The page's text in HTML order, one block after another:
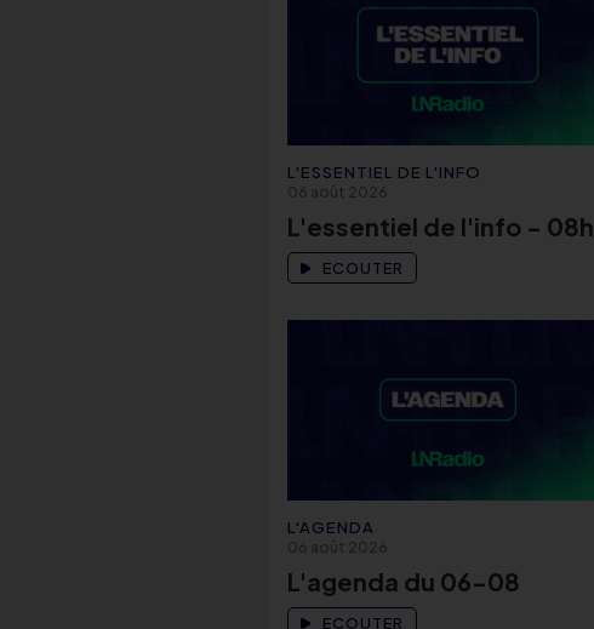
L'ESSENTIEL DE L'INFO
06 août 2026
L'essentiel de l'info - 08h
ECOUTER
L'AGENDA
06 août 2026
L'agenda du 06-08
ECOUTER